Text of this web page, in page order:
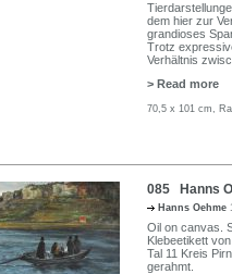
dem hier zur
grandioses
Trotz
Verhältnis
> Read more
70,5 x 101 cm,
085 Hanns
Hanns Oehme
Oil on canvas.
Klebeetikett
Tal 11 Kreis
gerahmt.